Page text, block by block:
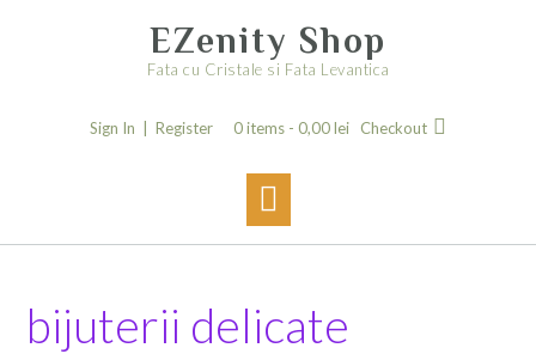
EZenity Shop
Fata cu Cristale si Fata Levantica
Sign In | Register 0 items - 0,00lei Checkout
bijuterii delicate